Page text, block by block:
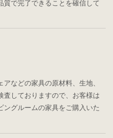
で完了できることを確信して
などの家具の原材料、生地、
査しておりますので、お客様は
グルームの家具をご購入いた